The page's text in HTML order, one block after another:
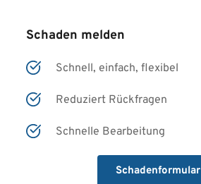
Schaden melden
Schnell, einfach, flexibel
Reduziert Rückfragen
Schnelle Bearbeitung
Schadenformular